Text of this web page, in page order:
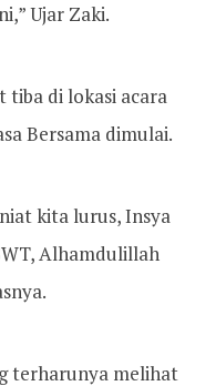
Ujar Zaki.
tiba di lokasi acara
Bersama dimulai.
kita lurus, Insya
Alhamdulillah
terharunya melihat